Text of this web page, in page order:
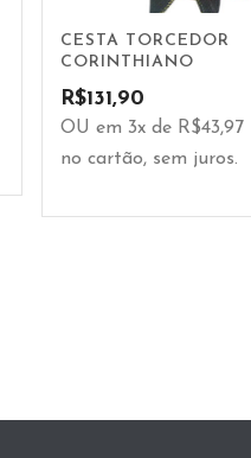
CESTA TORCEDOR
CORINTHIANO
R$131,90
OU em 3x de R$43,97
no cartão, sem juros.